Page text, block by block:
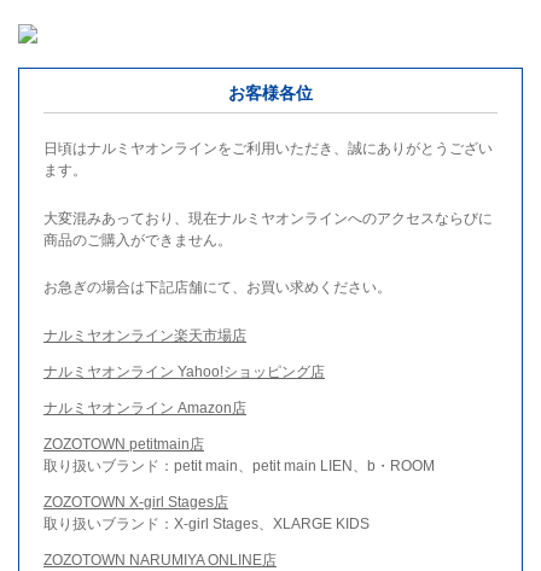
お客様各位
日頃はナルミヤオンラインをご利用いただき、誠にありがとうござい
ます。
大変混みあっており、現在ナルミヤオンラインへのアクセスならびに
商品のご購入ができません。
お急ぎの場合は下記店舗にて、お買い求めください。
ナルミヤオンライン楽天市場店
ナルミヤオンライン Yahoo!ショッピング店
ナルミヤオンライン Amazon店
ZOZOTOWN petitmain店
取り扱いブランド：petit main、petit main LIEN、b・ROOM
ZOZOTOWN X-girl Stages店
取り扱いブランド：X-girl Stages、XLARGE KIDS
ZOZOTOWN NARUMIYA ONLINE店